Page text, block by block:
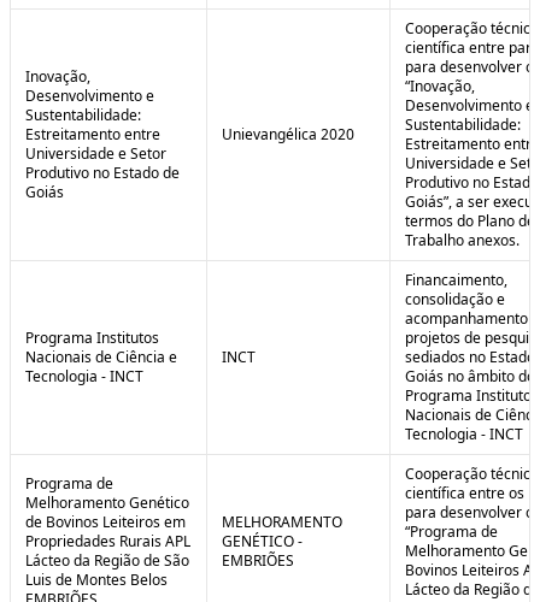
Inovação,
Desenvolvimento e
Sustentabilidade:
Estreitamento entre
Universidade e Setor
Produtivo no Estado de
Goiás
Unievangélica 2020
Cooperação
científica entre
para desenvolver o
“Inovação,
Desenvolvimento e
Sustentabilidade:
Estreitamento entre
Universidade e
Produtivo no
Goiás”, a ser
termos do Plano de
Trabalho anexos.
Programa Institutos
Nacionais de Ciência e
Tecnologia - INCT
INCT
Financaimento,
consolidação e
acompanhamento
projetos de
sediados no Estado
Goiás no âmbito do
Programa Institutos
Nacionais de
Tecnologia - INCT
Programa de
Melhoramento Genético
de Bovinos Leiteiros em
Propriedades Rurais APL
Lácteo da Região de São
Luis de Montes Belos
MELHORAMENTO
GENÉTICO -
EMBRIÕES
Cooperação
científica entre os
para desenvolver o
“Programa de
Melhoramento
Bovinos Leiteiros
Lácteo da Região